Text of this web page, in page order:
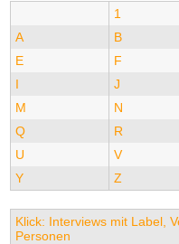
1
A
B
E
F
I
J
M
N
Q
R
U
V
Y
Z
Klick: Interviews mit Label,
Personen